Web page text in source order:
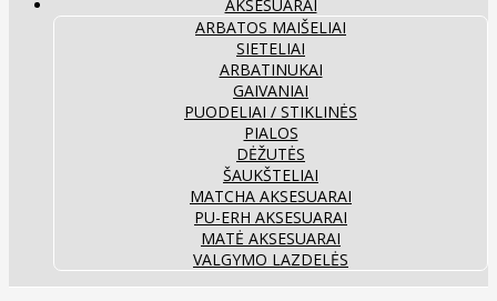
AKSESUARAI
ARBATOS MAIŠELIAI
SIETELIAI
ARBATINUKAI
GAIVANIAI
PUODELIAI / STIKLINĖS
PIALOS
DĖŽUTĖS
ŠAUKŠTELIAI
MATCHA AKSESUARAI
PU-ERH AKSESUARAI
MATĖ AKSESUARAI
VALGYMO LAZDELĖS